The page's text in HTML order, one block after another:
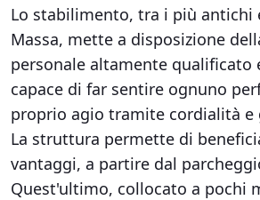
Lo stabilimento, tra i più antichi
Massa, mette a disposizione
personale altamente qualificato
capace di far sentire ognuno
proprio agio tramite cordialità e
La struttura permette di
vantaggi, a partire dal
Quest'ultimo, collocato a pochi